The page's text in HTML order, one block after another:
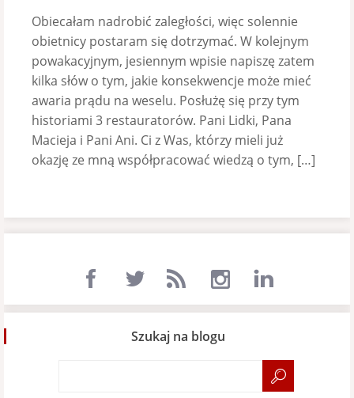
Obiecałam nadrobić zaległości, więc solennie
obietnicy postaram się dotrzymać. W kolejnym
powakacyjnym, jesiennym wpisie napiszę zatem
kilka słów o tym, jakie konsekwencje może mieć
awaria prądu na weselu. Posłużę się przy tym
historiami 3 restauratorów. Pani Lidki, Pana
Macieja i Pani Ani. Ci z Was, którzy mieli już
okazję ze mną współpracować wiedzą o tym, […]
Szukaj na blogu